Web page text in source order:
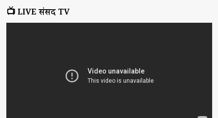
📺 LIVE संसद TV